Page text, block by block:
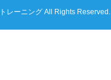
レーニング All Rights Reserved.